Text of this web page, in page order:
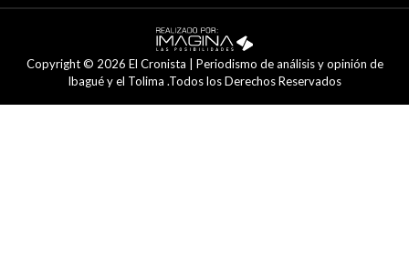
Copyright © 2026 El Cronista | Periodismo de análisis y opinión de
Ibagué y el Tolima .Todos los Derechos Reservados